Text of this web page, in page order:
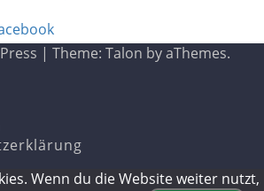
| Theme: Talon by aThemes.
Wenn du die Website weiter nutzt,